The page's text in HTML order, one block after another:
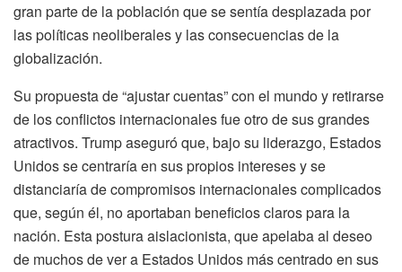
gran parte de la población que se sentía desplazada por
las políticas neoliberales y las consecuencias de la
globalización.
Su propuesta de “ajustar cuentas” con el mundo y retirarse
de los conflictos internacionales fue otro de sus grandes
atractivos. Trump aseguró que, bajo su liderazgo, Estados
Unidos se centraría en sus propios intereses y se
distanciaría de compromisos internacionales complicados
que, según él, no aportaban beneficios claros para la
nación. Esta postura aislacionista, que apelaba al deseo
de muchos de ver a Estados Unidos más centrado en sus